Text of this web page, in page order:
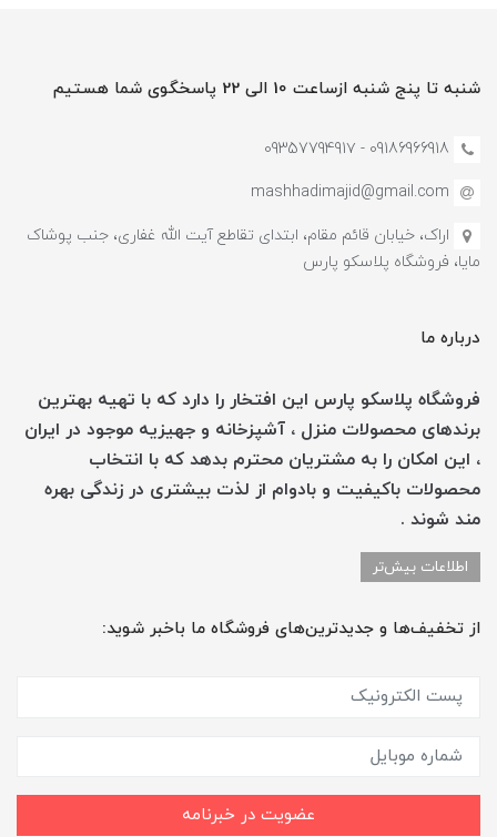
شنبه تا پنج شنبه ازساعت 10 الی 22 پاسخگوی شما هستیم
09186966918 - 0935779491۷
mashhadimajid@gmail.com
اراک، خیابان قائم مقام، ابتدای تقاطع آیت الله غفاری، جنب پوشاک
مایا، فروشگاه پلاسکو پارس
درباره ما
فروشگاه پلاسکو پارس این افتخار را دارد که با تهیه بهترین
برندهای محصولات منزل ، آشپزخانه و جهیزیه موجود در ایران
، این امکان را به مشتریان محترم بدهد که با انتخاب
محصولات باکیفیت و بادوام از لذت بیشتری در زندگی بهره
مند شوند .
اطلاعات بیش‌تر
از تخفیف‌ها و جدیدترین‌های فروشگاه ما باخبر شوید:
عضویت در خبرنامه